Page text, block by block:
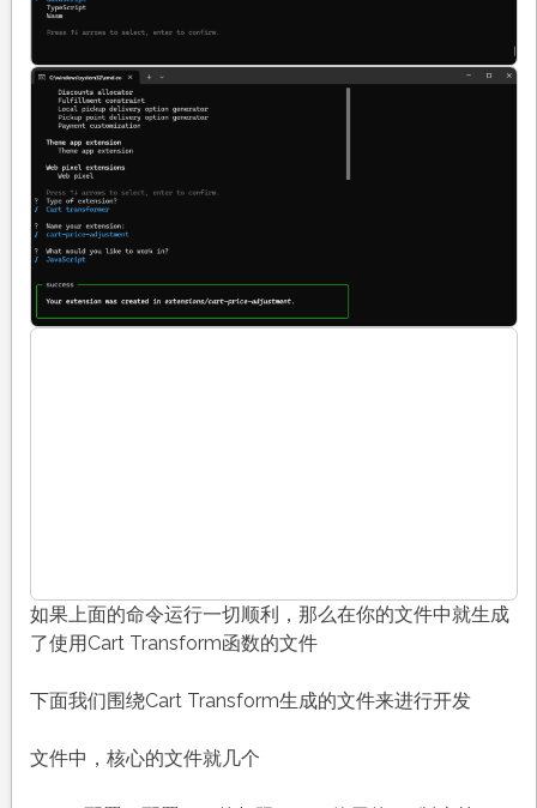
如果上面的命令运行一切顺利，那么在你的文件中就生成
了使用Cart Transform函数的文件
下面我们围绕Cart Transform生成的文件来进行开发
文件中，核心的文件就几个